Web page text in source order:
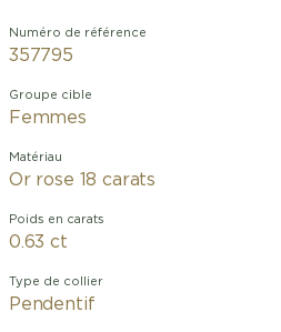
Numéro de référence
357795
Groupe cible
Femmes
Matériau
Or rose 18 carats
Poids en carats
0.63 ct
Type de collier
Pendentif